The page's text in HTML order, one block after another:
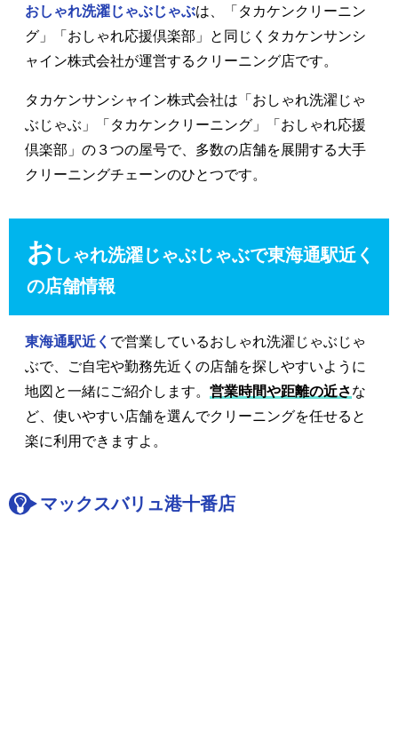
おしゃれ洗濯じゃぶじゃぶは、「タカケンクリーニン
グ」「おしゃれ応援倶楽部」と同じくタカケンサンシ
ャイン株式会社が運営するクリーニング店です。
タカケンサンシャイン株式会社は「おしゃれ洗濯じゃ
ぶじゃぶ」「タカケンクリーニング」「おしゃれ応援
倶楽部」の３つの屋号で、多数の店舗を展開する大手
クリーニングチェーンのひとつです。
お しゃれ洗濯じゃぶじゃぶで東海通駅近く
の店舗情報
東海通駅近く で営業しているおしゃれ洗濯じゃぶじゃ
ぶで、ご自宅や勤務先近くの店舗を探しやすいように
地図と一緒にご紹介します。 営業時間や距離の近さな
ど、使いやすい店舗を選んでクリーニングを任せると
楽に利用できますよ。
マックスバリュ港十番店